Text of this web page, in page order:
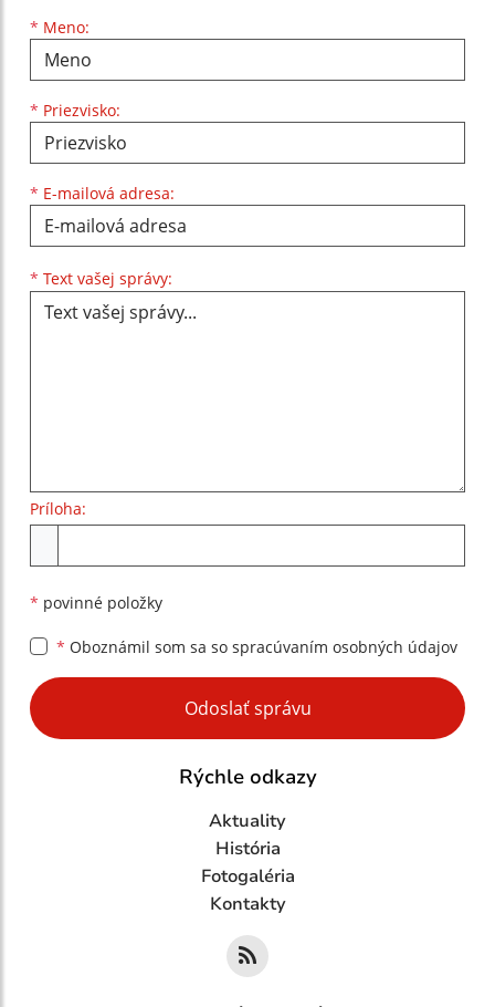
* Meno:
Meno
* Priezvisko:
Priezvisko
* E-mailová adresa:
E-mailová adresa
* Text vašej správy:
Príloha:
* povinné položky
* Oboznámil som sa so spracúvaním osobných údajov
Google reCaptcha Response
Odoslať správu
Rýchle odkazy
Aktuality
História
Fotogaléria
Kontakty